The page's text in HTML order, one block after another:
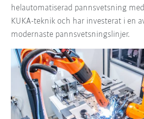
helautomatiserad pannsvetsning
KUKA-teknik och har investerat i en
modernaste pannsvetsningslinjer.